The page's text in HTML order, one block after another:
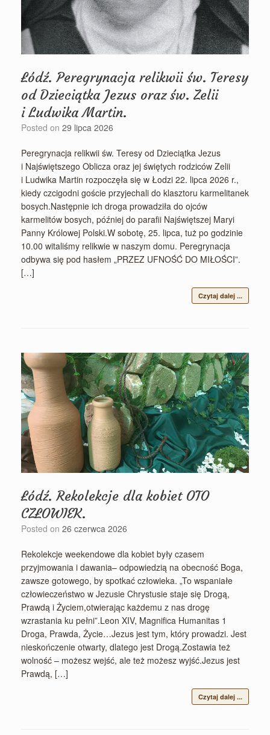
Łódź. Peregrynacja relikwii św. Teresy
od Dzieciątka Jezus oraz św. Zelii
i Ludwika Martin.
Posted on 29 lipca 2026
Peregrynacja relikwii św. Teresy od Dzieciątka Jezus
i Najświętszego Oblicza oraz jej świętych rodziców Zelii
i Ludwika Martin rozpoczęła się w Łodzi 22. lipca 2026 r.,
kiedy czcigodni goście przyjechali do klasztoru karmelitanek
bosych.Następnie ich droga prowadziła do ojców
karmelitów bosych, później do parafii Najświętszej Maryi
Panny Królowej Polski.W sobotę, 25. lipca, tuż po godzinie
10.00 witaliśmy relikwie w naszym domu. Peregrynacja
odbywa się pod hasłem „PRZEZ UFNOŚĆ DO MIŁOŚCI”.
[…]
Czytaj dalej ...
Łódź. Rekolekcje dla kobiet OTO
CZŁOWIEK.
Posted on 26 czerwca 2026
Rekolekcje weekendowe dla kobiet były czasem
przyjmowania i dawania– odpowiedzią na obecność Boga,
zawsze gotowego, by spotkać człowieka. „To wspaniałe
człowieczeństwo w Jezusie Chrystusie staje się Drogą,
Prawdą i Życiem,otwierając każdemu z nas drogę
wzrastania ku pełni”.Leon XIV, Magnifica Humanitas 1
Droga, Prawda, Życie…Jezus jest tym, który prowadzi. Jest
nieskończenie otwarty, dlatego jest Drogą.Zostawia też
wolność – możesz wejść, ale też możesz wyjść.Jezus jest
Prawdą, […]
Czytaj dalej ...